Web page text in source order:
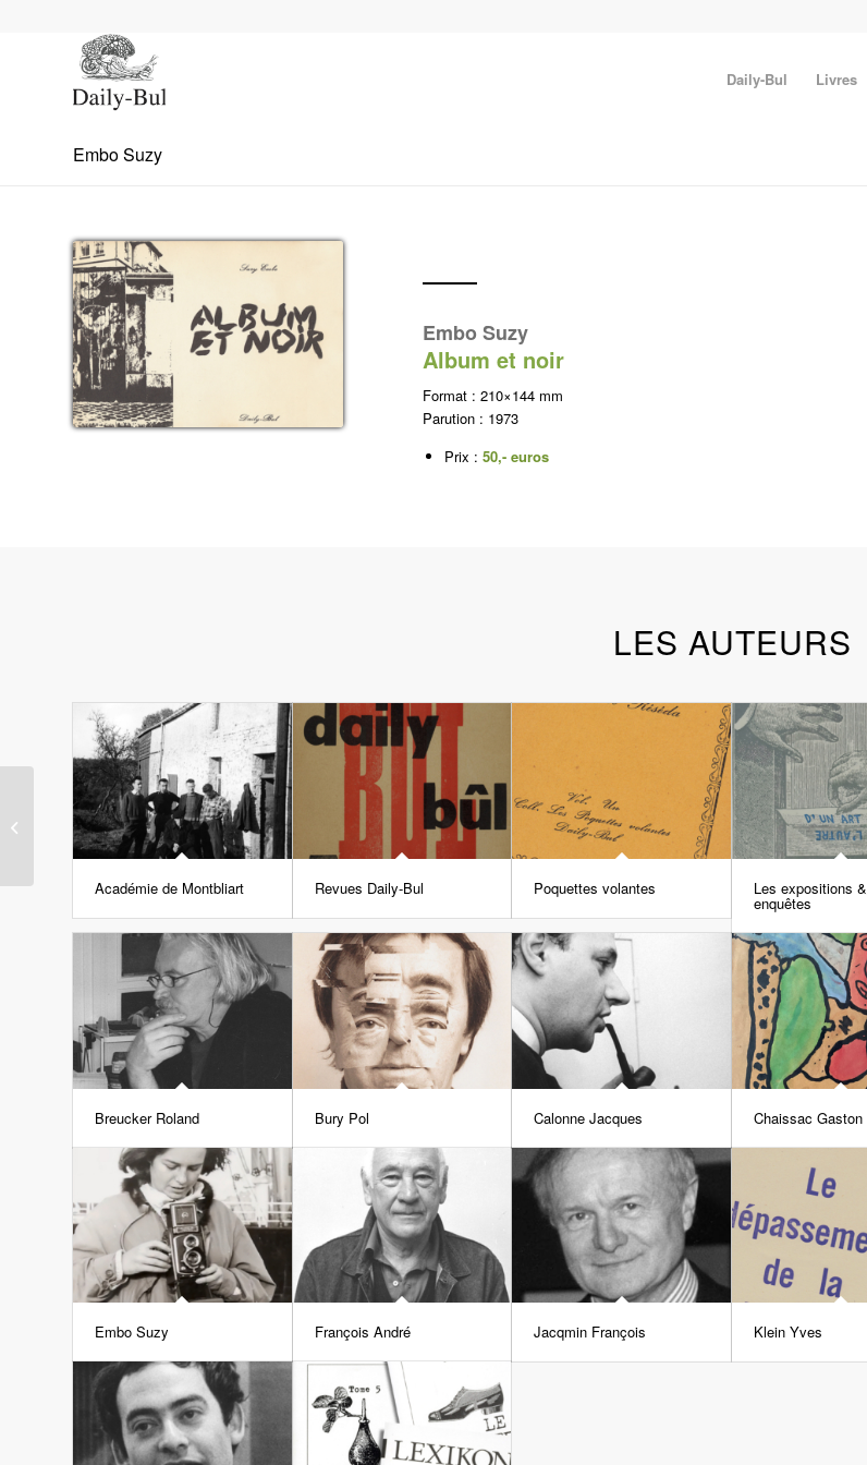
Daily-Bul Livres
Embo Suzy
Embo Suzy
Album et noir
Format : 210×144 mm
Parution : 1973
Prix : 50,- euros
LES AUTEURS
Académie de Montbliart Revues Daily-Bul Poquettes volantes Les expositions &
enquêtes
Breucker Roland Bury Pol Calonne Jacques Chaissac Gaston
Embo Suzy François André Jacqmin François Klein Yves
François André